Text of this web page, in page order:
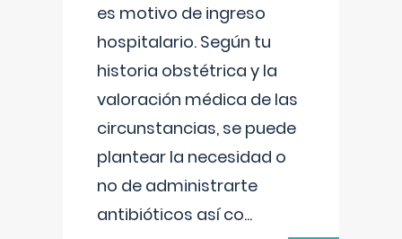
es motivo de ingreso
hospitalario. Según tu
historia obstétrica y la
valoración médica de las
circunstancias, se puede
plantear la necesidad o
no de administrarte
antibióticos así co...